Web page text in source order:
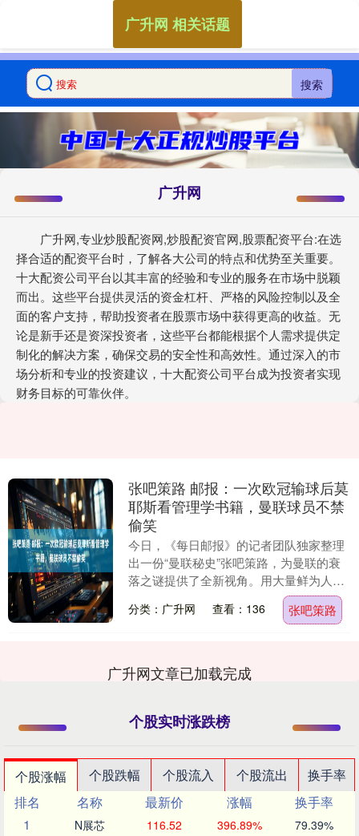
搜索
广升网
广升网,专业炒股配资网,炒股配资官网,股票配资平台:在选
择合适的配资平台时，了解各大公司的特点和优势至关重要。
十大配资公司平台以其丰富的经验和专业的服务在市场中脱颖
而出。这些平台提供灵活的资金杠杆、严格的风险控制以及全
面的客户支持，帮助投资者在股票市场中获得更高的收益。无
论是新手还是资深投资者，这些平台都能根据个人需求提供定
制化的解决方案，确保交易的安全性和高效性。通过深入的市
场分析和专业的投资建议，十大配资公司平台成为投资者实现
财务目标的可靠伙伴。
广升网 相关话题
张吧策路 邮报：一次欧冠输球后莫
耶斯看管理学书籍，曼联球员不禁
偷笑
今日，《每日邮报》的记者团队独家整理
出一份“曼联秘史”张吧策路，为曼联的衰
落之谜提供了全新视角。用大量鲜为人知
的细节淋漓尽致地展现出自2013年弗格森
卸任后曼联....
分类：广升网 查看：136 张吧策路
广升网文章已加载完成
个股实时涨跌榜
个股涨幅 个股跌幅 个股流入 个股流出
换手率
排名
名称 最新价 涨幅
换手率
1
N展芯 116.52 396.89% 79.39%